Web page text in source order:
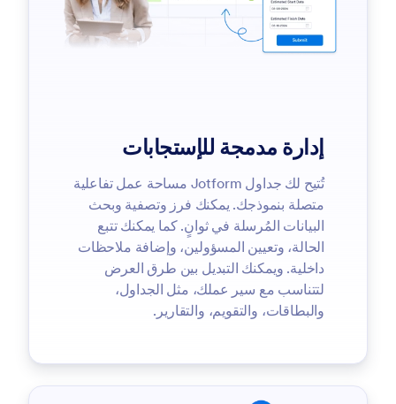
إدارة مدمجة للإستجابات
تُتيح لك جداول Jotform مساحة عمل تفاعلية
متصلة بنموذجك. يمكنك فرز وتصفية وبحث
البيانات المُرسلة في ثوانٍ. كما يمكنك تتبع
الحالة، وتعيين المسؤولين، وإضافة ملاحظات
داخلية. ويمكنك التبديل بين طرق العرض
لتتناسب مع سير عملك، مثل الجداول،
والبطاقات، والتقويم، والتقارير.